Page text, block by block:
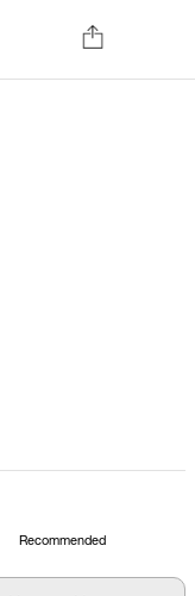
Recommended